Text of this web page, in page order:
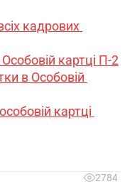
кадрових
картці П-2
в Особовій
картці
2784